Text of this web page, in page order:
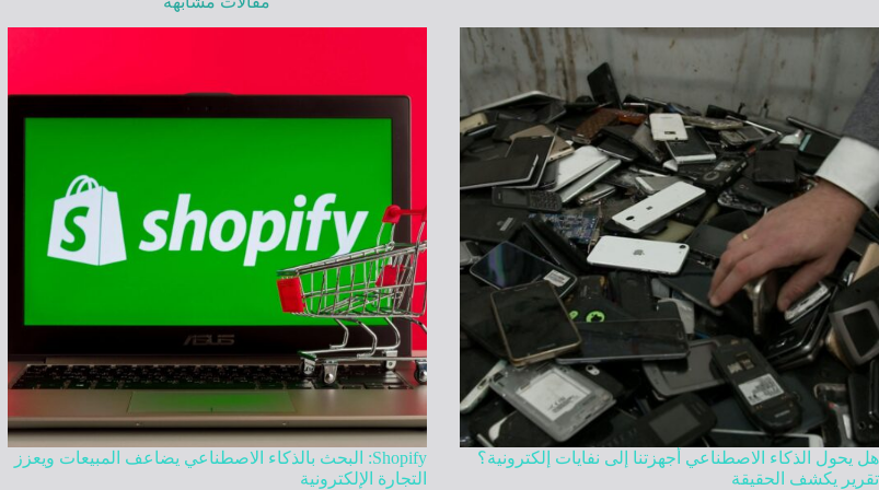
هل يحول الذكاء الاصطناعي أجهزتنا إلى نفايات إلكترونية؟
تقرير يكشف الحقيقة
Shopify: البحث بالذكاء الاصطناعي يضاعف المبيعات ويعزز
التجارة الإلكترونية